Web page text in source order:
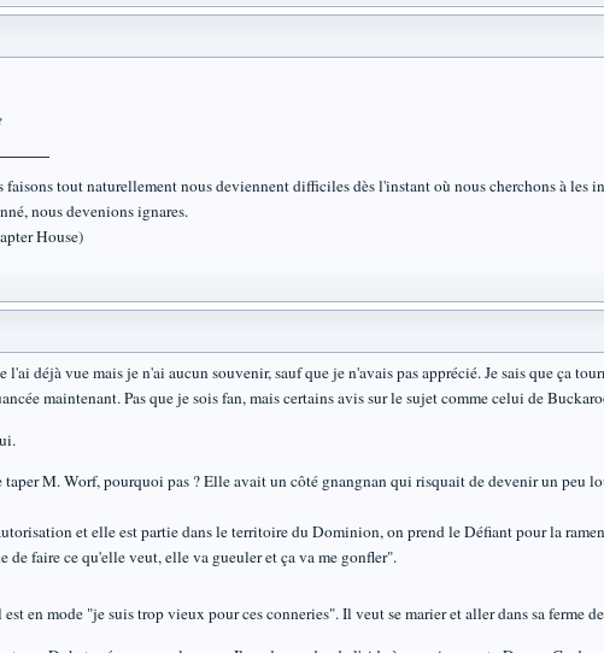
faisons tout naturellement nous deviennent difficiles dès l'instant où nous cherchons à les
nous devenions ignares.
House)
l'ai déjà vue mais je n'ai aucun souvenir, sauf que je n'avais pas apprécié. Je sais que ça
maintenant. Pas que je sois fan, mais certains avis sur le sujet comme celui de
M. Worf, pourquoi pas ? Elle avait un côté gnangnan qui risquait de devenir un peu
et elle est partie dans le territoire du Dominion, on prend le Défiant pour la
de faire ce qu'elle veut, elle va gueuler et ça va me gonfler".
en mode "je suis trop vieux pour ces conneries". Il veut se marier et aller dans sa ferme